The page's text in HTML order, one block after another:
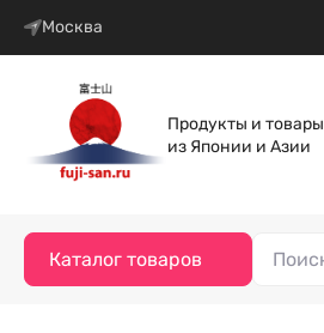
Москва
Продукты и товары
из Японии и Азии
Каталог товаров